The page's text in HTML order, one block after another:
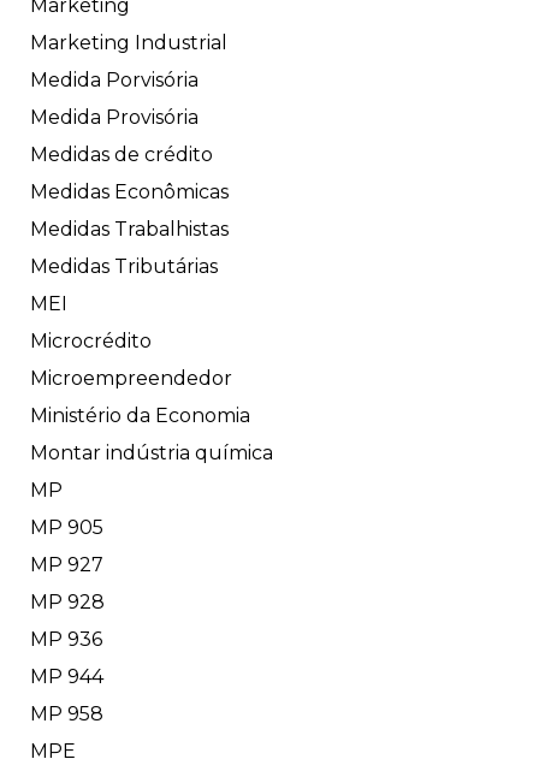
Marketing
Marketing Industrial
Medida Porvisória
Medida Provisória
Medidas de crédito
Medidas Econômicas
Medidas Trabalhistas
Medidas Tributárias
MEI
Microcrédito
Microempreendedor
Ministério da Economia
Montar indústria química
MP
MP 905
MP 927
MP 928
MP 936
MP 944
MP 958
MPE